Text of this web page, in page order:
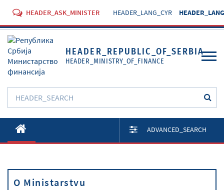
HEADER_ASK_MINISTER HEADER_LANG_CYR
HEADER_REPUBLIC_OF_SERBIA
HEADER_MINISTRY_OF_FINANCE
O Ministarstvu
Aktivnosti
Propisi
ADVANCED_SEARCH
O Ministarstvu